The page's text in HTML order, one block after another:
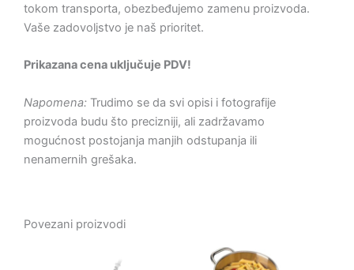
tokom transporta, obezbeđujemo zamenu proizvoda.
Vaše zadovoljstvo je naš prioritet.
Prikazana cena uključuje PDV!
Napomena: Trudimo se da svi opisi i fotografije
proizvoda budu što precizniji, ali zadržavamo
mogućnost postojanja manjih odstupanja ili
nenamernih grešaka.
Povezani proizvodi